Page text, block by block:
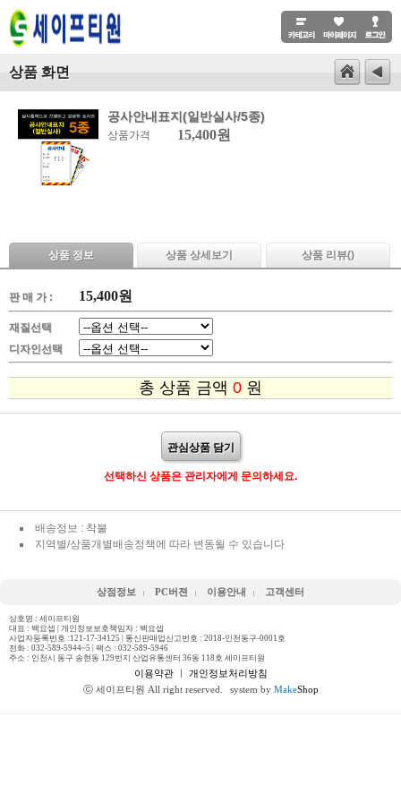
상품 화면
공사안내표지(일반실사/5종)
상품가격 15,400원
상품 정보 상품 상세보기 상품 리뷰()
판 매 가 : 15,400원
재질선택
디자인선택
총 상품 금액 0 원
관심상품 담기
선택하신 상품은 관리자에게 문의하세요.
배송정보 : 착불
지역별/상품개별배송정책에 따라 변동될 수 있습니다
상점정보 PC버젼 이용안내 고객센터
상호명 : 세이프티원
대표 : 백요셉 | 개인정보보호책임자 : 백요셉
사업자등록번호 :121-17-34125 | 통신판매업신고번호 : 2018-인천동구-0001호
전화 : 032-589-5944~5 | 팩스 : 032-589-5946
주소 : 인천시 동구 송현동 129번지 산업유통센터 36동 118호 세이프티원
이용약관ㅣ 개인정보처리방침
ⓒ 세이프티원 All right reserved.
system by MakeShop